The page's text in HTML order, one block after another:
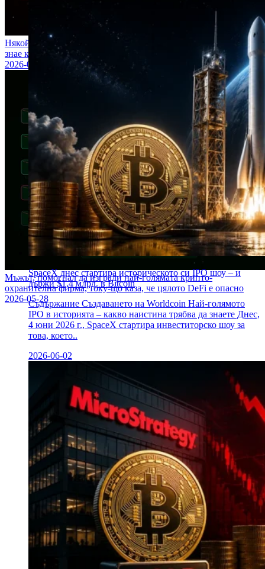
Някой тайно продаде Bitcoin за 1,3 млрд. долара – и никой не
знае кой е направил това
2026-05-28
Мъжът, помогнал да изгради най-голямата крипто-
охранителна фирма, току-що каза, че цялото DeFi е опасно
2026-05-28
SpaceX днес стартира историческото си IPO шоу – и
държи $1,4 млрд. в Bitcoin
Съдържание Създаването на Worldcoin Най-голямото
IPO в историята – какво наистина трябва да знаете Днес,
4 юни 2026 г., SpaceX стартира инвеститорско шоу за
това, което..
2026-06-02